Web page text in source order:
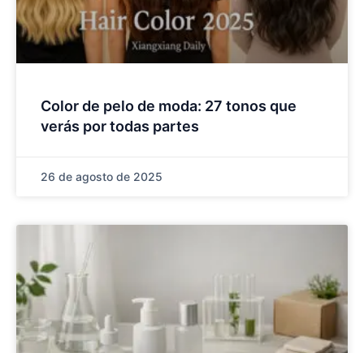
Color de pelo de moda: 27 tonos que
verás por todas partes
26 de agosto de 2025